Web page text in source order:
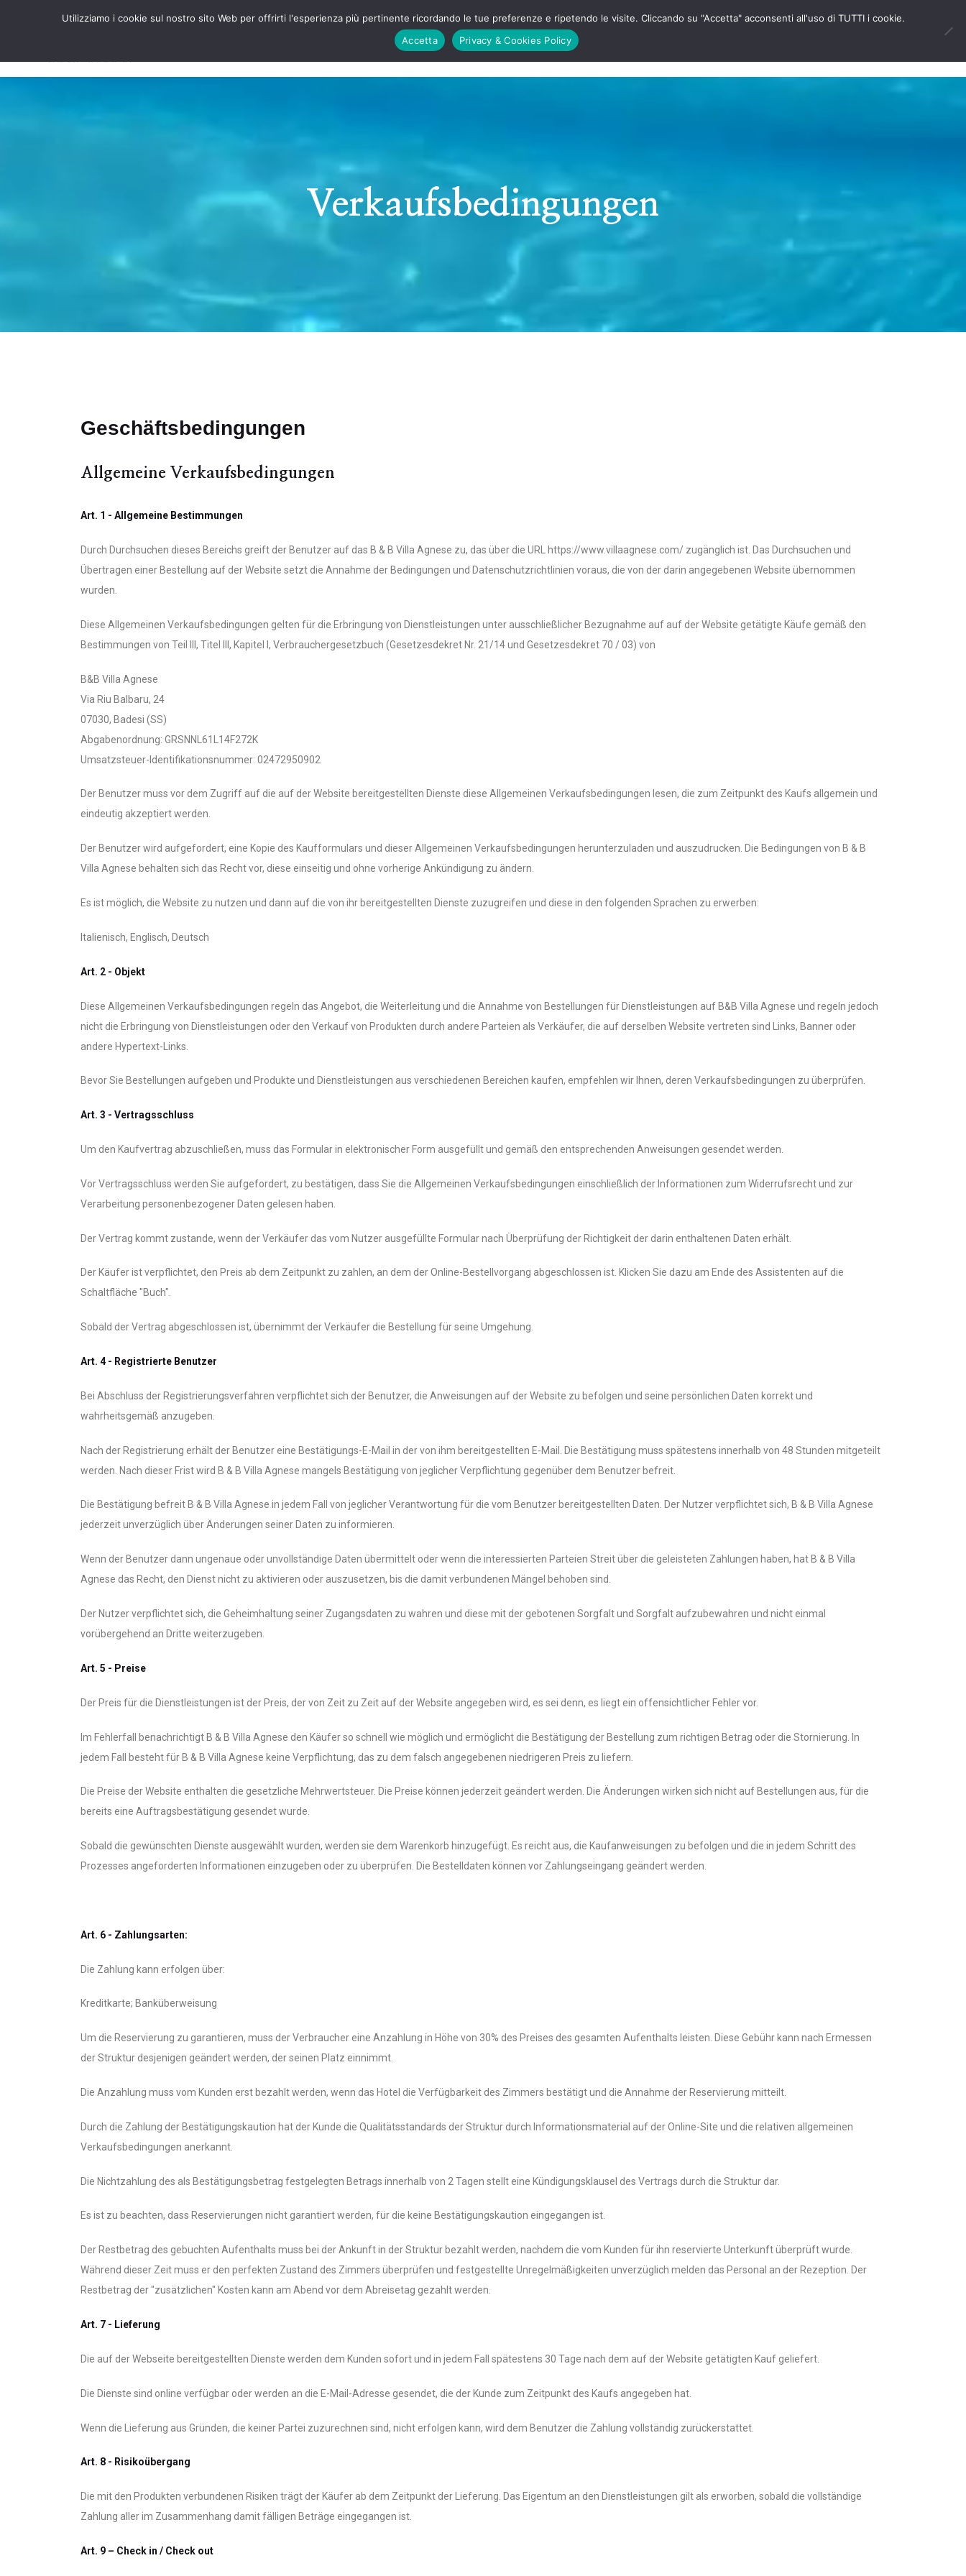
ZIMMER WOHNUNGEN AUSSENPOOL
Verkaufsbedingungen
Geschäftsbedingungen
Allgemeine Verkaufsbedingungen
Art. 1 - Allgemeine Bestimmungen
Durch Durchsuchen dieses Bereichs greift der Benutzer auf das B & B Villa Agnese zu, das über die URL https://www.villaagnese.com/ zugänglich ist. Das Durchsuchen und
Übertragen einer Bestellung auf der Website setzt die Annahme der Bedingungen und Datenschutzrichtlinien voraus, die von der darin angegebenen Website übernommen
wurden.
Diese Allgemeinen Verkaufsbedingungen gelten für die Erbringung von Dienstleistungen unter ausschließlicher Bezugnahme auf auf der Website getätigte Käufe gemäß den
Bestimmungen von Teil III, Titel III, Kapitel I, Verbrauchergesetzbuch (Gesetzesdekret Nr. 21/14 und Gesetzesdekret 70 / 03) von
B&B Villa Agnese
Via Riu Balbaru, 24
07030, Badesi (SS)
Abgabenordnung: GRSNNL61L14F272K
Umsatzsteuer-Identifikationsnummer: 02472950902
Der Benutzer muss vor dem Zugriff auf die auf der Website bereitgestellten Dienste diese Allgemeinen Verkaufsbedingungen lesen, die zum Zeitpunkt des Kaufs allgemein und
eindeutig akzeptiert werden.
Der Benutzer wird aufgefordert, eine Kopie des Kaufformulars und dieser Allgemeinen Verkaufsbedingungen herunterzuladen und auszudrucken. Die Bedingungen von B & B
Villa Agnese behalten sich das Recht vor, diese einseitig und ohne vorherige Ankündigung zu ändern.
Es ist möglich, die Website zu nutzen und dann auf die von ihr bereitgestellten Dienste zuzugreifen und diese in den folgenden Sprachen zu erwerben:
Italienisch, Englisch, Deutsch
Art. 2 - Objekt
Diese Allgemeinen Verkaufsbedingungen regeln das Angebot, die Weiterleitung und die Annahme von Bestellungen für Dienstleistungen auf B&B Villa Agnese und regeln jedoch
nicht die Erbringung von Dienstleistungen oder den Verkauf von Produkten durch andere Parteien als Verkäufer, die auf derselben Website vertreten sind Links, Banner oder
andere Hypertext-Links.
Bevor Sie Bestellungen aufgeben und Produkte und Dienstleistungen aus verschiedenen Bereichen kaufen, empfehlen wir Ihnen, deren Verkaufsbedingungen zu überprüfen.
Art. 3 - Vertragsschluss
Um den Kaufvertrag abzuschließen, muss das Formular in elektronischer Form ausgefüllt und gemäß den entsprechenden Anweisungen gesendet werden.
Vor Vertragsschluss werden Sie aufgefordert, zu bestätigen, dass Sie die Allgemeinen Verkaufsbedingungen einschließlich der Informationen zum Widerrufsrecht und zur
Verarbeitung personenbezogener Daten gelesen haben.
Der Vertrag kommt zustande, wenn der Verkäufer das vom Nutzer ausgefüllte Formular nach Überprüfung der Richtigkeit der darin enthaltenen Daten erhält.
Der Käufer ist verpflichtet, den Preis ab dem Zeitpunkt zu zahlen, an dem der Online-Bestellvorgang abgeschlossen ist. Klicken Sie dazu am Ende des Assistenten auf die
Schaltfläche "Buch".
Sobald der Vertrag abgeschlossen ist, übernimmt der Verkäufer die Bestellung für seine Umgehung.
Art. 4 - Registrierte Benutzer
Bei Abschluss der Registrierungsverfahren verpflichtet sich der Benutzer, die Anweisungen auf der Website zu befolgen und seine persönlichen Daten korrekt und
wahrheitsgemäß anzugeben.
Nach der Registrierung erhält der Benutzer eine Bestätigungs-E-Mail in der von ihm bereitgestellten E-Mail. Die Bestätigung muss spätestens innerhalb von 48 Stunden mitgeteilt
werden. Nach dieser Frist wird B & B Villa Agnese mangels Bestätigung von jeglicher Verpflichtung gegenüber dem Benutzer befreit.
Die Bestätigung befreit B & B Villa Agnese in jedem Fall von jeglicher Verantwortung für die vom Benutzer bereitgestellten Daten. Der Nutzer verpflichtet sich, B & B Villa Agnese
jederzeit unverzüglich über Änderungen seiner Daten zu informieren.
Wenn der Benutzer dann ungenaue oder unvollständige Daten übermittelt oder wenn die interessierten Parteien Streit über die geleisteten Zahlungen haben, hat B & B Villa
Agnese das Recht, den Dienst nicht zu aktivieren oder auszusetzen, bis die damit verbundenen Mängel behoben sind.
Der Nutzer verpflichtet sich, die Geheimhaltung seiner Zugangsdaten zu wahren und diese mit der gebotenen Sorgfalt und Sorgfalt aufzubewahren und nicht einmal
vorübergehend an Dritte weiterzugeben.
Art. 5 - Preise
Der Preis für die Dienstleistungen ist der Preis, der von Zeit zu Zeit auf der Website angegeben wird, es sei denn, es liegt ein offensichtlicher Fehler vor.
Im Fehlerfall benachrichtigt B & B Villa Agnese den Käufer so schnell wie möglich und ermöglicht die Bestätigung der Bestellung zum richtigen Betrag oder die Stornierung. In
jedem Fall besteht für B & B Villa Agnese keine Verpflichtung, das zu dem falsch angegebenen niedrigeren Preis zu liefern.
Die Preise der Website enthalten die gesetzliche Mehrwertsteuer. Die Preise können jederzeit geändert werden. Die Änderungen wirken sich nicht auf Bestellungen aus, für die
bereits eine Auftragsbestätigung gesendet wurde.
Sobald die gewünschten Dienste ausgewählt wurden, werden sie dem Warenkorb hinzugefügt. Es reicht aus, die Kaufanweisungen zu befolgen und die in jedem Schritt des
Prozesses angeforderten Informationen einzugeben oder zu überprüfen. Die Bestelldaten können vor Zahlungseingang geändert werden.
Art. 6 - Zahlungsarten:
Die Zahlung kann erfolgen über:
Kreditkarte; Banküberweisung
Um die Reservierung zu garantieren, muss der Verbraucher eine Anzahlung in Höhe von 30% des Preises des gesamten Aufenthalts leisten. Diese Gebühr kann nach Ermessen
der Struktur desjenigen geändert werden, der seinen Platz einnimmt.
Die Anzahlung muss vom Kunden erst bezahlt werden, wenn das Hotel die Verfügbarkeit des Zimmers bestätigt und die Annahme der Reservierung mitteilt.
Durch die Zahlung der Bestätigungskaution hat der Kunde die Qualitätsstandards der Struktur durch Informationsmaterial auf der Online-Site und die relativen allgemeinen
Verkaufsbedingungen anerkannt.
Die Nichtzahlung des als Bestätigungsbetrag festgelegten Betrags innerhalb von 2 Tagen stellt eine Kündigungsklausel des Vertrags durch die Struktur dar.
Es ist zu beachten, dass Reservierungen nicht garantiert werden, für die keine Bestätigungskaution eingegangen ist.
Der Restbetrag des gebuchten Aufenthalts muss bei der Ankunft in der Struktur bezahlt werden, nachdem die vom Kunden für ihn reservierte Unterkunft überprüft wurde.
Während dieser Zeit muss er den perfekten Zustand des Zimmers überprüfen und festgestellte Unregelmäßigkeiten unverzüglich melden das Personal an der Rezeption. Der
Restbetrag der "zusätzlichen" Kosten kann am Abend vor dem Abreisetag gezahlt werden.
Art. 7 - Lieferung
Die auf der Webseite bereitgestellten Dienste werden dem Kunden sofort und in jedem Fall spätestens 30 Tage nach dem auf der Website getätigten Kauf geliefert.
Die Dienste sind online verfügbar oder werden an die E-Mail-Adresse gesendet, die der Kunde zum Zeitpunkt des Kaufs angegeben hat.
Wenn die Lieferung aus Gründen, die keiner Partei zuzurechnen sind, nicht erfolgen kann, wird dem Benutzer die Zahlung vollständig zurückerstattet.
Art. 8 - Risikoübergang
Die mit den Produkten verbundenen Risiken trägt der Käufer ab dem Zeitpunkt der Lieferung. Das Eigentum an den Dienstleistungen gilt als erworben, sobald die vollständige
Zahlung aller im Zusammenhang damit fälligen Beträge eingegangen ist.
Art. 9 – Check in / Check out
Utilizziamo i cookie sul nostro sito Web per offrirti l'esperienza più pertinente ricordando le tue preferenze e ripetendo le visite. Cliccando su "Accetta" acconsenti all'uso di TUTTI i cookie.
Accetta
Privacy & Cookies Policy